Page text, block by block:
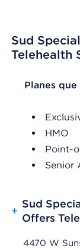
Sud
Telehealth
List Header
Planes
HMO
Point-
Senior
+
Sud
Offers
4470 W